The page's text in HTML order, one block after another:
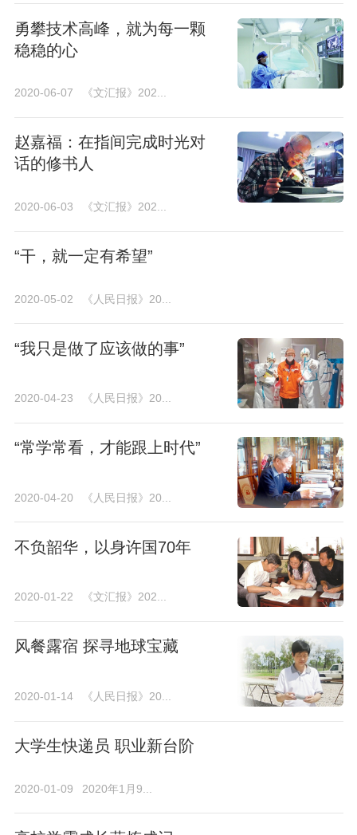
勇攀技术高峰，就为每一颗
稳稳的心
2020-06-07 《文汇报》202...
赵嘉福：在指间完成时光对
话的修书人
2020-06-03 《文汇报》202...
“干，就一定有希望”
2020-05-02 《人民日报》20...
“我只是做了应该做的事”
2020-04-23 《人民日报》20...
“常学常看，才能跟上时代”
2020-04-20 《人民日报》20...
不负韶华，以身许国70年
2020-01-22 《文汇报》202...
风餐露宿 探寻地球宝藏
2020-01-14 《人民日报》20...
大学生快递员 职业新台阶
2020-01-09 2020年1月9...